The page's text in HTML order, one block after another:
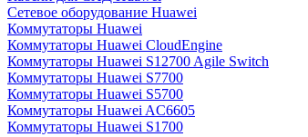
Сетевое оборудование Huawei
Коммутаторы Huawei
Коммутаторы Huawei CloudEngine
Коммутаторы Huawei S12700 Agile Switch
Коммутаторы Huawei S7700
Коммутаторы Huawei S5700
Коммутаторы Huawei AC6605
Коммутаторы Huawei S1700